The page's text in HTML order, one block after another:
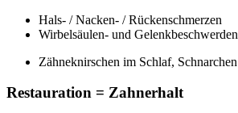
Hals- / Nacken- / Rückenschmerzen
Wirbelsäulen- und Gelenkbeschwerden
Zähneknirschen im Schlaf, Schnarchen
Restauration = Zahnerhalt